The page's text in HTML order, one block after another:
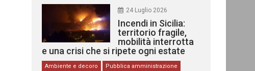
24 Luglio 2026
Incendi in Sicilia:
territorio fragile,
mobilità interrotta
e una crisi che si ripete ogni estate
Ambiente e decoro Pubblica amministrazione